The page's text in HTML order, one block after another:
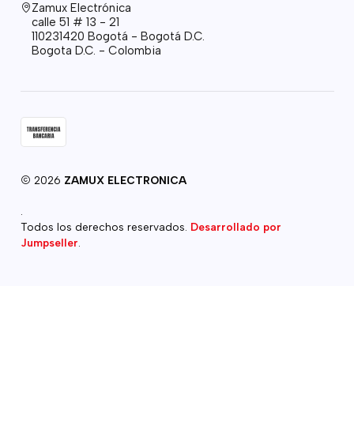
Zamux Electrónica
calle 51 # 13 - 21
110231420 Bogotá - Bogotá D.C.
Bogota D.C. - Colombia
2026 ZAMUX ELECTRONICA
Todos los derechos reservados. Desarrollado por
Jumpseller